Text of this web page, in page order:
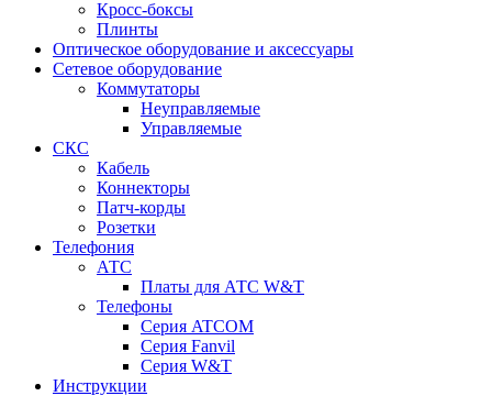
Кросс-боксы
Плинты
Оптическое оборудование и аксессуары
Сетевое оборудование
Коммутаторы
Неуправляемые
Управляемые
СКС
Кабель
Коннекторы
Патч-корды
Розетки
Телефония
АТС
Платы для АТС W&T
Телефоны
Серия ATCOM
Серия Fanvil
Серия W&T
Инструкции